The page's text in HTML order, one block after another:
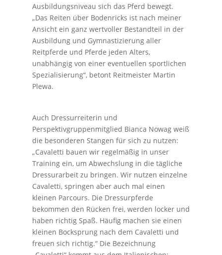
Ausbildungsniveau sich das Pferd bewegt.
„Das Reiten über Bodenricks ist nach meiner
Ansicht ein ganz wertvoller Bestandteil in der
Ausbildung und Gymnastizierung aller
Reitpferde und Pferde jeden Alters,
unabhängig von einer eventuellen sportlichen
Spezialisierung“, betont Reitmeister Martin
Plewa.
Auch Dressurreiterin und
Perspektivgruppenmitglied Bianca Nowag weiß
die besonderen Stangen für sich zu nutzen:
„Cavaletti bauen wir regelmäßig in unser
Training ein, um Abwechslung in die tägliche
Dressurarbeit zu bringen. Wir nutzen einzelne
Cavaletti, springen aber auch mal einen
kleinen Parcours. Die Dressurpferde
bekommen den Rücken frei, werden locker und
haben richtig Spaß. Häufig machen sie einen
kleinen Bocksprung nach dem Cavaletti und
freuen sich richtig.“ Die Bezeichnung